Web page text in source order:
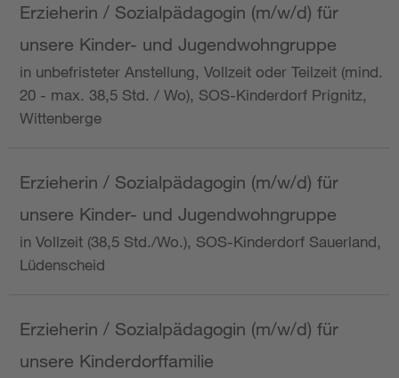
Erzieherin / Sozialpädagogin (m/w/d) für
unsere Kinder- und Jugendwohngruppe
in unbefristeter Anstellung, Vollzeit oder Teilzeit (mind.
20 - max. 38,5 Std. / Wo), SOS-Kinderdorf Prignitz,
Wittenberge
Erzieherin / Sozialpädagogin (m/w/d) für
unsere Kinder- und Jugendwohngruppe
in Vollzeit (38,5 Std./Wo.), SOS-Kinderdorf Sauerland,
Lüdenscheid
Erzieherin / Sozialpädagogin (m/w/d) für
unsere Kinderdorffamilie